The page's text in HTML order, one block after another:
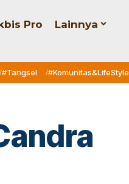
Pro Lainnya
#Tangsel #Komunitas&LifeStyle